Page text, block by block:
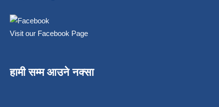
Visit our Facebook Page
हामी सम्म आउने नक्सा